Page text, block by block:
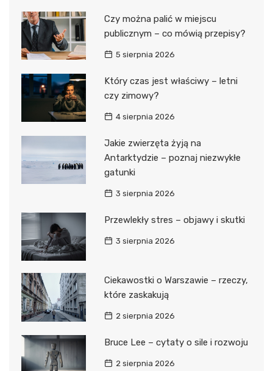
Czy można palić w miejscu
publicznym – co mówią przepisy?
5 sierpnia 2026
Który czas jest właściwy – letni
czy zimowy?
4 sierpnia 2026
Jakie zwierzęta żyją na
Antarktydzie – poznaj niezwykłe
gatunki
3 sierpnia 2026
Przewlekły stres – objawy i skutki
3 sierpnia 2026
Ciekawostki o Warszawie – rzeczy,
które zaskakują
2 sierpnia 2026
Bruce Lee – cytaty o sile i rozwoju
2 sierpnia 2026